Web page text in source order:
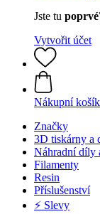
Jste tu
Vytvořit účet
Nákupní košík
Značky
3D tiskárny a
Náhradní díly
Filamenty
Resin
Příslušenství
⚡ Slevy